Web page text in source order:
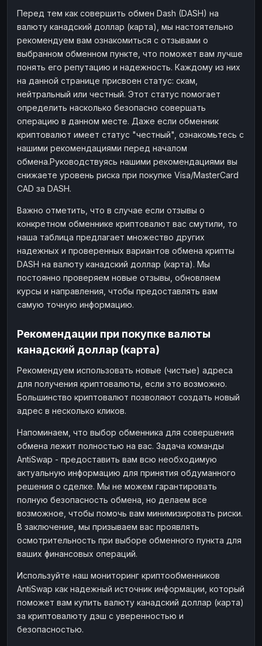
Перед тем как совершить обмен Dash (DASH) на
валюту канадский доллар (карта), мы настоятельно
рекомендуем вам ознакомиться с отзывами о
выбранном обменном пункте, что поможет вам лучше
понять его репутацию и надежность. Каждому из них
на данной странице присвоен статус: скам,
нейтральный или честный. Этот статус помогает
определить насколько безопасно совершать
операцию в данном месте. Даже если обменник
криптовалют имеет статус "честный", ознакомьтесь с
нашими рекомендациями перед началом
обмена.Руководствуясь нашими рекомендациями вы
снижаете уровень риска при покупке Visa/MasterCard
CAD за DASH.
Важно отметить, что в случае если отзывы о
конкретном обменнике криптовалют вас смутили, то
наша таблица предлагает множество других
надежных и проверенных вариантов обмена крипты
DASH на валюту канадский доллар (карта). Мы
постоянно проверяем новые отзывы, обновляем
курсы и направления, чтобы предоставлять вам
самую точную информацию.
Рекомендации при покупке валюты
канадский доллар (карта)
Рекомендуем использовать новые (чистые) адреса
для получения криптовалюты, если это возможно.
Большинство криптовалют позволяют создать новый
адрес в несколько кликов.
Напоминаем, что выбор обменника для совершения
обмена лежит полностью на вас. Задача команды
AntiSwap - предоставить вам всю необходимую
актуальную информацию для принятия обдуманного
решения о сделке. Мы не можем гарантировать
полную безопасность обмена, но делаем все
возможное, чтобы помочь вам минимизировать риски.
В заключение, мы призываем вас проявлять
осмотрительность при выборе обменного пункта для
ваших финансовых операций.
Используйте наш мониторинг криптообменников
AntiSwap как надежный источник информации, который
поможет вам купить валюту канадский доллар (карта)
за криптовалюту дэш с уверенностью и
безопасностью.